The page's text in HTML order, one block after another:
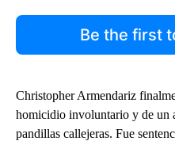
Be the first
Christopher Armendariz
homicidio involuntario y de un
pandillas callejeras. Fue